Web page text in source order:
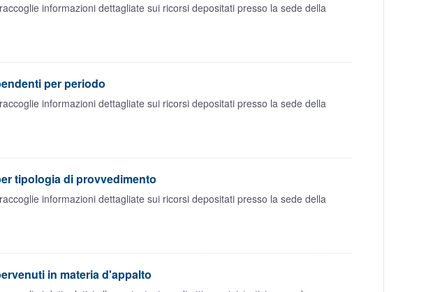
informazioni dettagliate sui ricorsi depositati presso la sede della
per periodo
informazioni dettagliate sui ricorsi depositati presso la sede della
tipologia di provvedimento
informazioni dettagliate sui ricorsi depositati presso la sede della
in materia d'appalto